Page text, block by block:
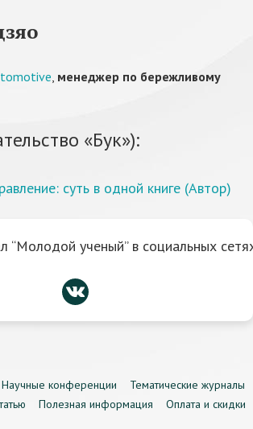
, менеджер по бережливому
«Бук»):
суть в одной книге (Автор)
“Молодой ученый” в социальных
Научные конференции
Тематические журналы
Полезная информация
Оплата и скидки